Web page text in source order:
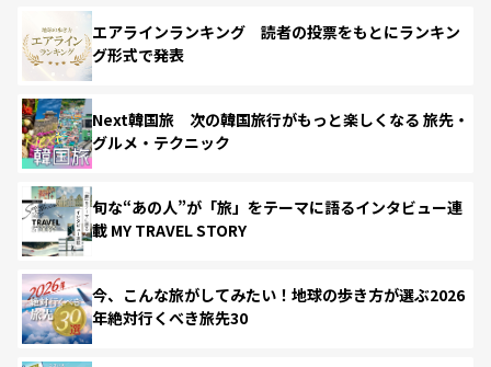
エアラインランキング 読者の投票をもとにランキン
グ形式で発表
Next韓国旅 次の韓国旅行がもっと楽しくなる 旅先・
グルメ・テクニック
旬な“あの人”が「旅」をテーマに語るインタビュー連
載 MY TRAVEL STORY
今、こんな旅がしてみたい！地球の歩き方が選ぶ2026
年絶対行くべき旅先30